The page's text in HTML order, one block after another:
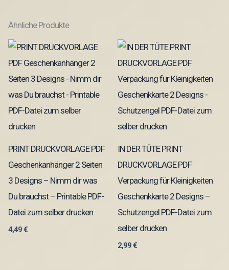
Ähnliche Produkte
PRINT DRUCKVORLAGE PDF
Geschenkanhänger 2 Seiten
3 Designs – Nimm dir was
Du brauchst – Printable PDF-
Datei zum selber drucken
4,49€
IN DER TÜTE PRINT
DRUCKVORLAGE PDF
Verpackung für Kleinigkeiten
Geschenkkarte 2 Designs –
Schutzengel PDF-Datei zum
selber drucken
2,99€